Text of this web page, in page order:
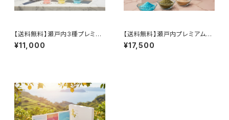
【送料無料】瀬戸内3種プレミア
ム入浴剤《Hug Your Heart》3
個セット｜贈り物に最適な高級
¥11,000
【送料無料】瀬戸内プレミアム入
浴剤《Hug Your Heart》5セット
まとめ買い｜高級ギフト・法人贈
¥17,500